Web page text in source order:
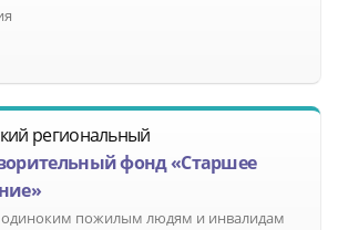
региональный
фонд «Старшее
пожилым людям и инвалидам